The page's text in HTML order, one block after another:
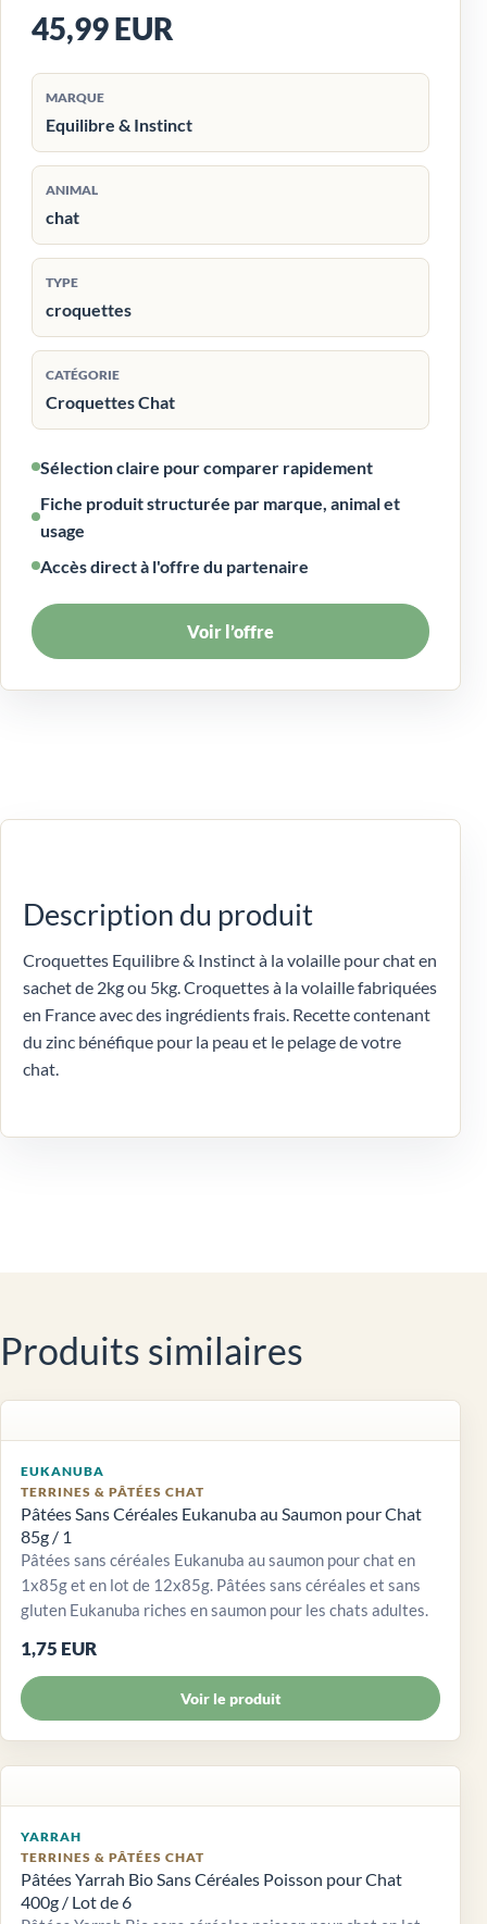
45,99 EUR
MARQUE
Equilibre & Instinct
ANIMAL
chat
TYPE
croquettes
CATÉGORIE
Croquettes Chat
Sélection claire pour comparer rapidement
Fiche produit structurée par marque, animal et
usage
Accès direct à l'offre du partenaire
Voir l’offre
Description du produit
Croquettes Equilibre & Instinct à la volaille pour chat en
sachet de 2kg ou 5kg. Croquettes à la volaille fabriquées
en France avec des ingrédients frais. Recette contenant
du zinc bénéfique pour la peau et le pelage de votre
chat.
Produits similaires
EUKANUBA
TERRINES & PÂTÉES CHAT
Pâtées Sans Céréales Eukanuba au Saumon pour Chat
85g / 1
Pâtées sans céréales Eukanuba au saumon pour chat en
1x85g et en lot de 12x85g. Pâtées sans céréales et sans
gluten Eukanuba riches en saumon pour les chats adultes.
1,75 EUR
Voir le produit
YARRAH
TERRINES & PÂTÉES CHAT
Pâtées Yarrah Bio Sans Céréales Poisson pour Chat
400g / Lot de 6